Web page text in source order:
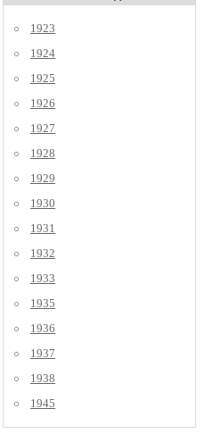
1923
1924
1925
1926
1927
1928
1929
1930
1931
1932
1933
1935
1936
1937
1938
1945